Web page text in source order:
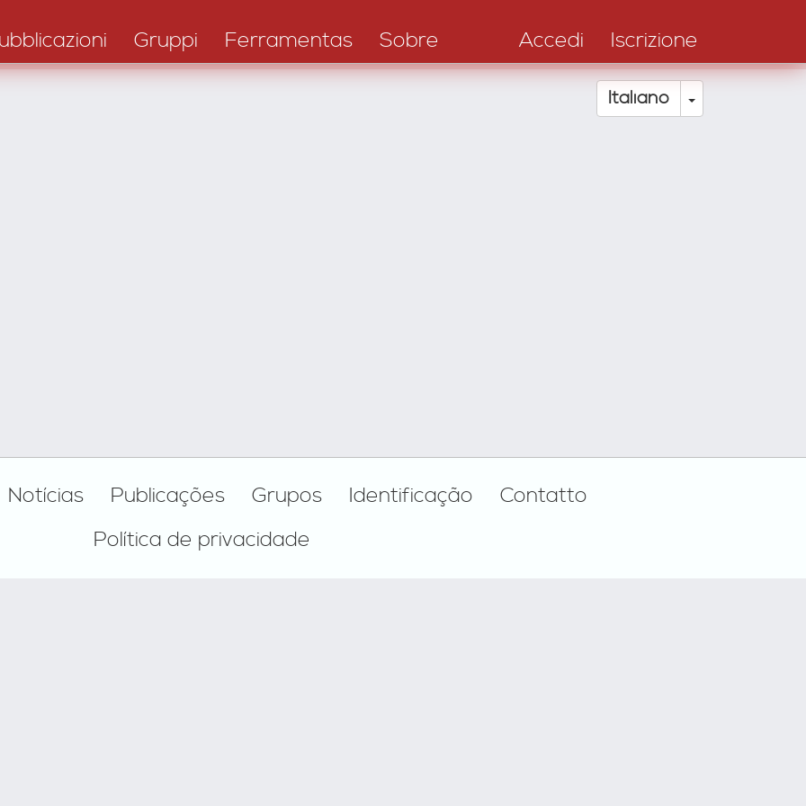
Gruppi Ferramentas Sobre Accedi Iscrizione
Italiano Toggle
Notícias Publicações Grupos Identificação
Contatto
Política de privacidade